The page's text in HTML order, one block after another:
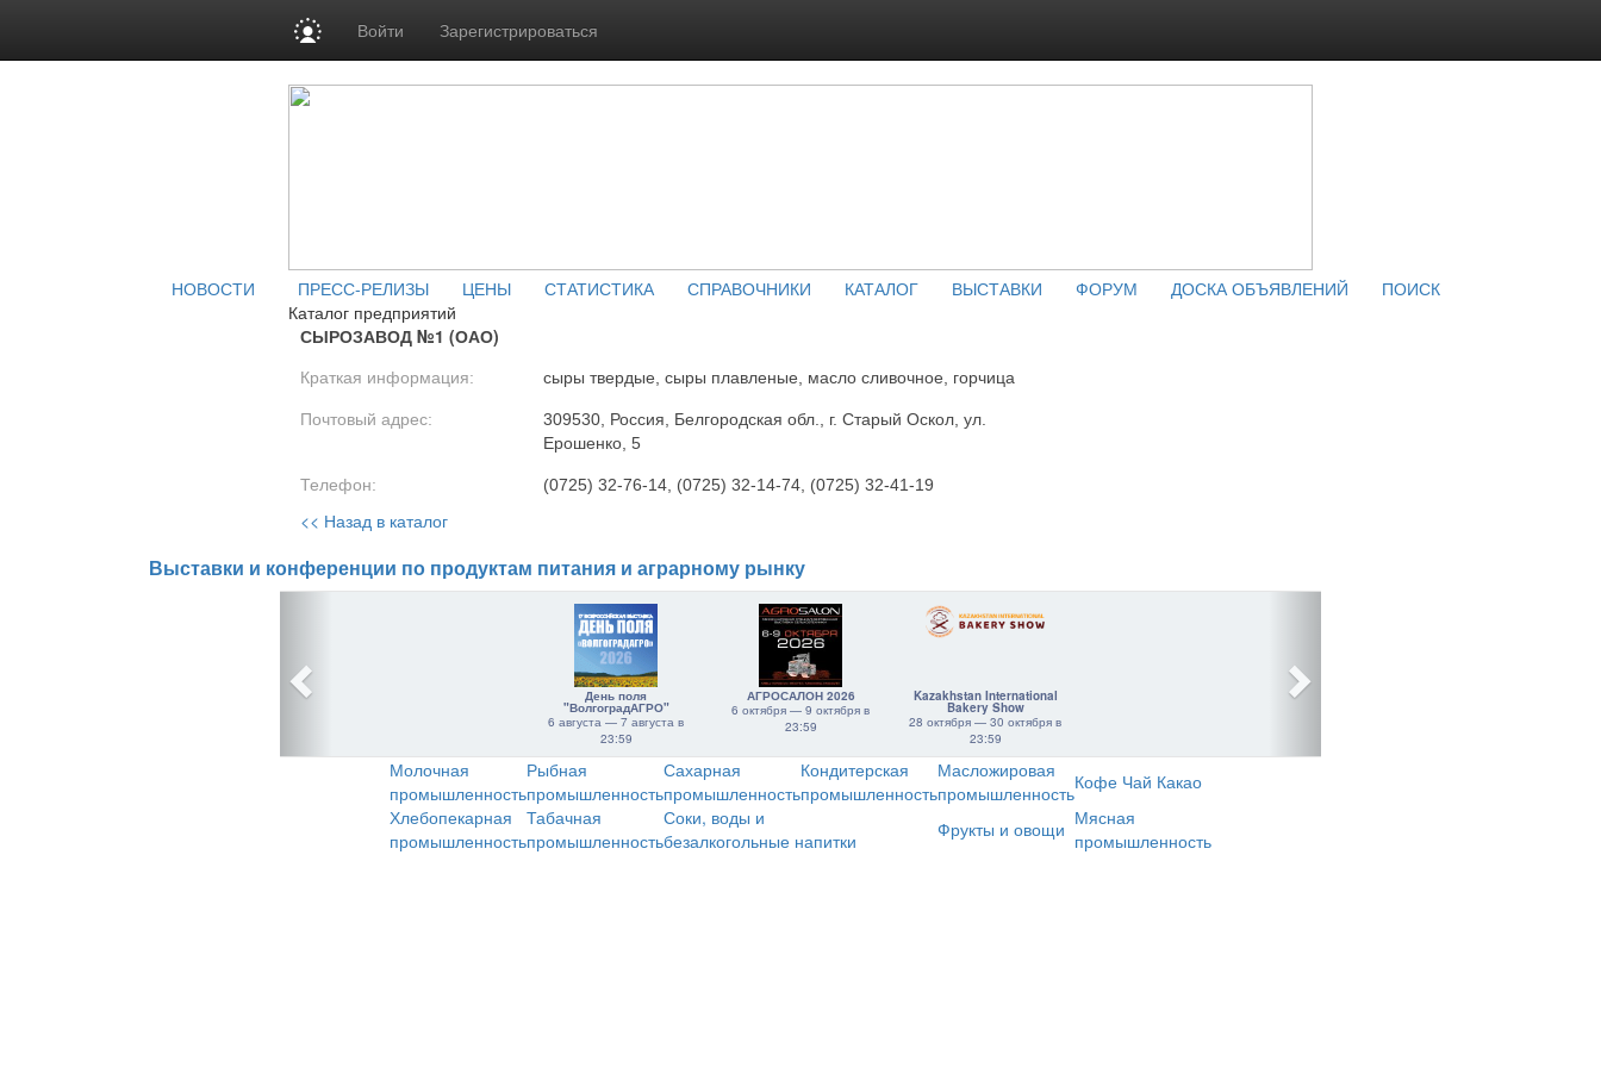
Войти Зарегистрироваться
НОВОСТИ ПРЕСС-РЕЛИЗЫ ЦЕНЫ СТАТИСТИКА СПРАВОЧНИКИ КАТАЛОГ ВЫСТАВКИ ФОРУМ ДОСКА ОБЪЯВЛЕНИЙ
ПОИСК
Каталог предприятий
СЫРОЗАВОД №1 (ОАО)
Краткая информация: сыры твердые, сыры плавленые, масло сливочное, горчица
Почтовый адрес:
309530, Россия, Белгородская обл., г. Старый Оскол, ул.
Ерошенко, 5
Телефон: (0725) 32-76-14, (0725) 32-14-74, (0725) 32-41-19
<< Назад в каталог
Выставки и конференции по продуктам питания и аграрному рынку
День поля
"ВолгоградАГРО"
6 августа — 7 августа в
23:59
АГРОСАЛОН 2026
6 октября — 9 октября в
23:59
Kazakhstan International
Bakery Show
28 октября — 30 октября в
23:59
Молочная
промышленность
Рыбная
промышленность
Сахарная
промышленность
Кондитерская
промышленность
Масложировая
промышленностьКофе Чай Какао
Хлебопекарная
промышленность
Табачная
промышленность
Соки, воды и
безалкогольные напитки
Фрукты и овощи Мясная
промышленность